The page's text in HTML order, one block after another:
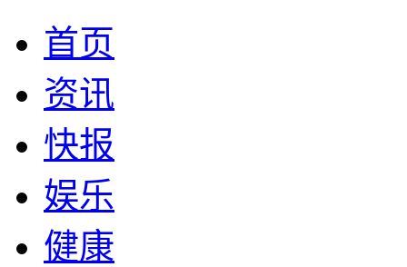
首页
资讯
快报
娱乐
健康